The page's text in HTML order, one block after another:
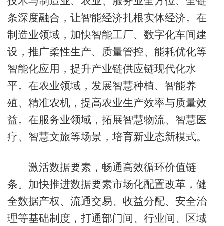
条深度融合，让智能经济扎根实体经济。在
制造业领域，加快智能工厂、数字化车间建
设，推广柔性生产、质量管控、能耗优化等
智能化应用，提升产业链供应链现代化水
平。在农业领域，发展智慧种植、智能养
殖、精准农机，提高农业生产效率与质量效
益。在服务业领域，拓展智慧物流、智慧医
疗、智慧文旅等场景，培育新业态新模式。
激活数据要素，畅通高效循环价值链
条。加快推进数据要素市场化配置改革，健
全数据产权、流通交易、收益分配、安全治
理等基础制度，打通部门间、行业间、区域